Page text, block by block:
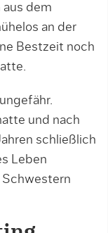
dem
an der
Bestzeit noch
und nach
schließlich
Leben
Schwestern